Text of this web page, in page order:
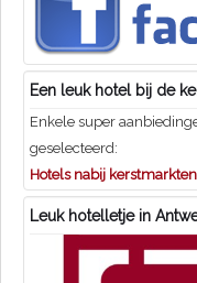
Een leuk hotel bij de
Enkele super
geselecteerd:
Hotels nabij kerstmarkten
Leuk hotelletje in